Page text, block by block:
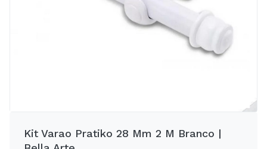
Kit Varao Pratiko 28 Mm 2 M Branco |